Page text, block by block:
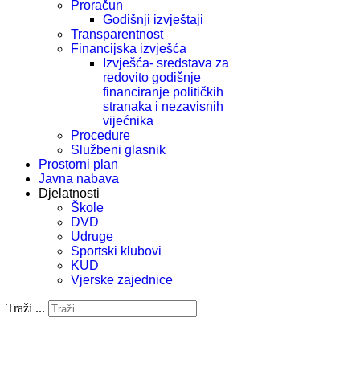
Proračun
Godišnji izvještaji
Transparentnost
Financijska izvješća
Izvješća- sredstava za
redovito godišnje
financiranje političkih
stranaka i nezavisnih
vijećnika
Procedure
Službeni glasnik
Prostorni plan
Javna nabava
Djelatnosti
Škole
DVD
Udruge
Sportski klubovi
KUD
Vjerske zajednice
Traži ...